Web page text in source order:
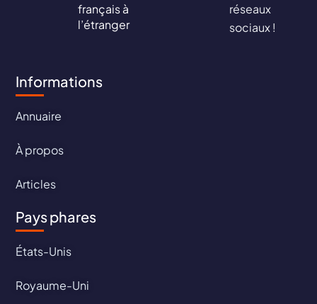
français à
l’étranger
réseaux
sociaux !
Informations
Annuaire
À propos
Articles
Pays phares
États-Unis
Royaume-Uni